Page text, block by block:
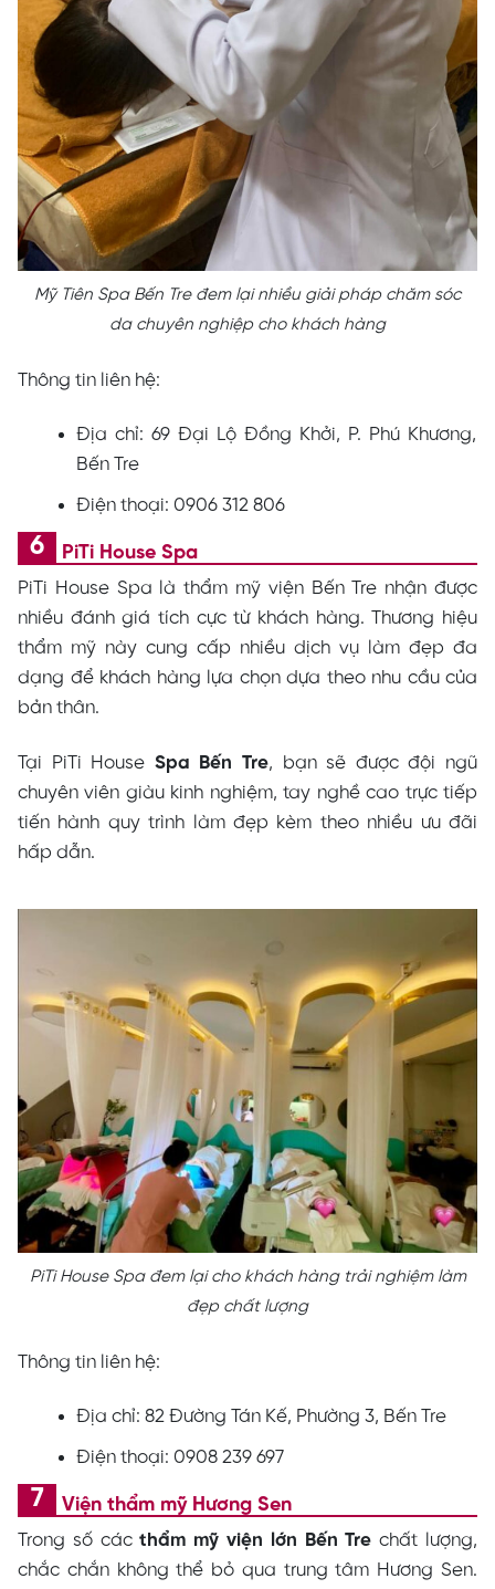
Mỹ Tiên Spa Bến Tre đem lại nhiều giải pháp chăm sóc
da chuyên nghiệp cho khách hàng
Thông tin liên hệ:
Địa chỉ: 69 Đại Lộ Đồng Khởi, P. Phú Khương,
Bến Tre
Điện thoại: 0906 312 806
PiTi House Spa
PiTi House Spa là thẩm mỹ viện Bến Tre nhận được
nhiều đánh giá tích cực từ khách hàng. Thương hiệu
thẩm mỹ này cung cấp nhiều dịch vụ làm đẹp đa
dạng để khách hàng lựa chọn dựa theo nhu cầu của
bản thân.
Tại PiTi House Spa Bến Tre, bạn sẽ được đội ngũ
chuyên viên giàu kinh nghiệm, tay nghề cao trực tiếp
tiến hành quy trình làm đẹp kèm theo nhiều ưu đãi
hấp dẫn.
PiTi House Spa đem lại cho khách hàng trải nghiệm làm
đẹp chất lượng
Thông tin liên hệ:
Địa chỉ: 82 Đường Tán Kế, Phường 3, Bến Tre
Điện thoại: 0908 239 697
Viện thẩm mỹ Hương Sen
Trong số cácthẩm mỹ viện lớn Bến Tre chất lượng,
chắc chắn không thể bỏ qua trung tâm Hương Sen.